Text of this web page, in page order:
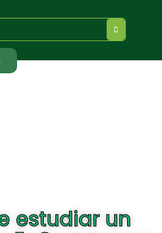
estudiar un